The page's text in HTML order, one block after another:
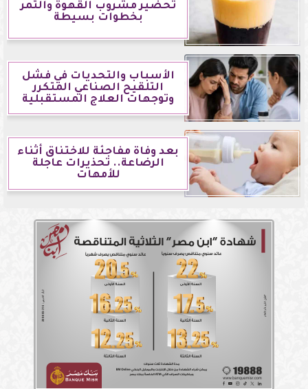
تحضير مشروب القهوة والتمر
بخطوات بسيطة
الأسباب والتحديات في فشل
التلقيح الصناعي المتكرر
وتوجهات العلاج المستقبلية
بعد وفاة مفاجئة للاختناق أثناء
الرضاعة.. تحذيرات عاجلة
للأمهات